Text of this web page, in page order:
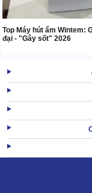
Top Máy hút ẩm Wintem:
đại - "Gây sốt" 2026